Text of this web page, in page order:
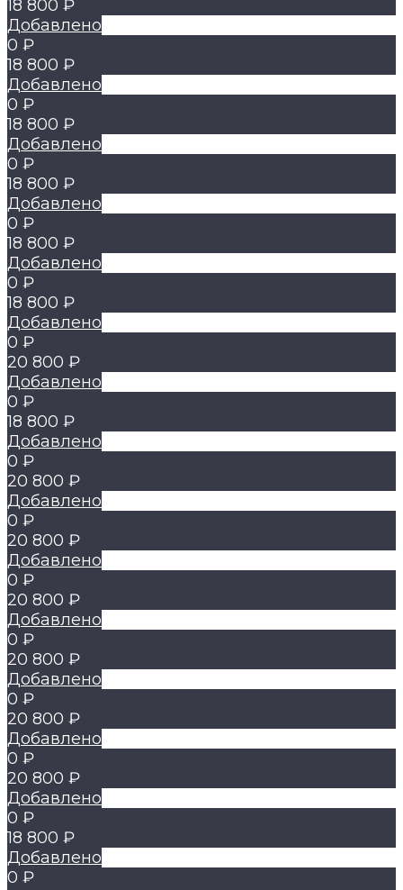
18 800 ₽
Добавлено
0 ₽
18 800 ₽
Добавлено
0 ₽
18 800 ₽
Добавлено
0 ₽
18 800 ₽
Добавлено
0 ₽
18 800 ₽
Добавлено
0 ₽
18 800 ₽
Добавлено
0 ₽
20 800 ₽
Добавлено
0 ₽
18 800 ₽
Добавлено
0 ₽
20 800 ₽
Добавлено
0 ₽
20 800 ₽
Добавлено
0 ₽
20 800 ₽
Добавлено
0 ₽
20 800 ₽
Добавлено
0 ₽
20 800 ₽
Добавлено
0 ₽
20 800 ₽
Добавлено
0 ₽
18 800 ₽
Добавлено
0 ₽